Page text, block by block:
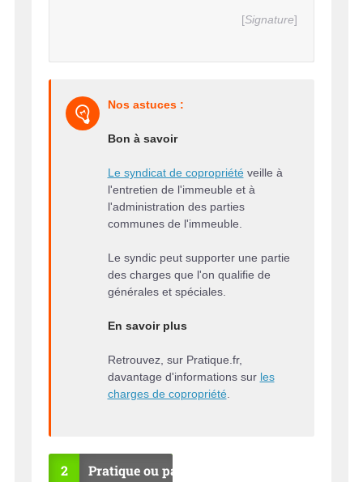
[Signature]
Nos astuces :
Bon à savoir
Le syndicat de copropriétéveille à
l'entretien de l'immeuble et à
l'administration des parties
communes de l'immeuble.
Le syndic peut supporter une partie
des charges que l'on qualifie de
générales et spéciales.
En savoir plus
Retrouvez, sur Pratique.fr,
davantage d'informations sur les
charges de copropriété.
2 Pratique ou pas ?